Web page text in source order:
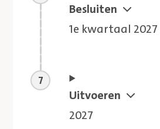
Aankomende stap
Besluiten
1e kwartaal 2027
Aankomende stap
Uitvoeren
2027